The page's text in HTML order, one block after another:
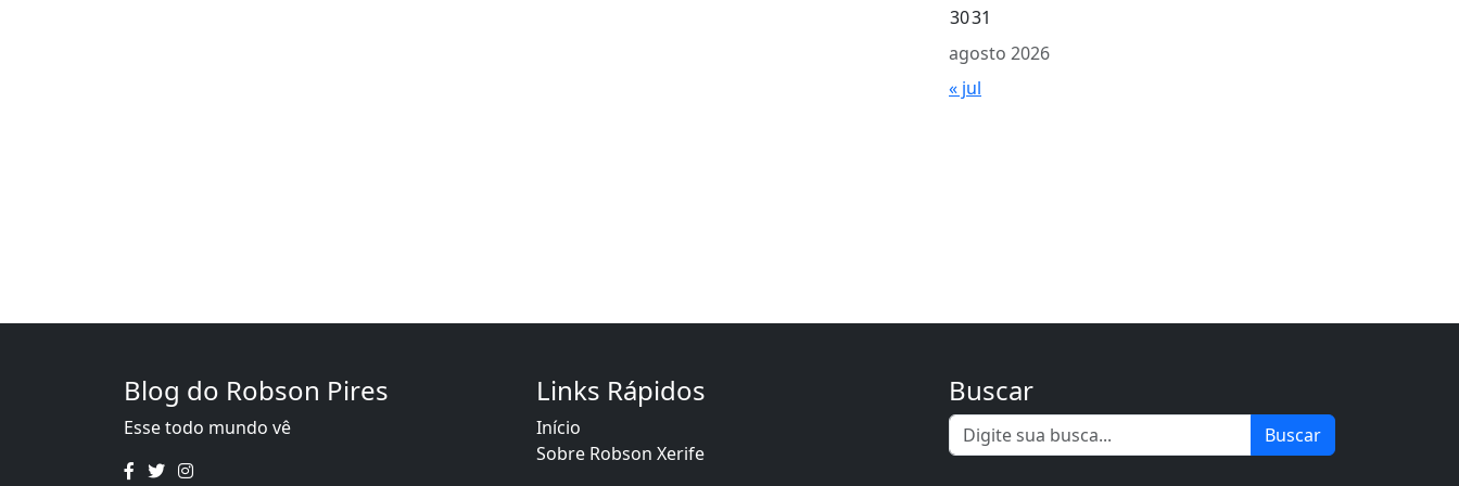
agosto 2026
3031
« jul
Blog do Robson Pires
Esse todo mundo vê
Links Rápidos
Início
Sobre Robson Xerife
Buscar
Buscar